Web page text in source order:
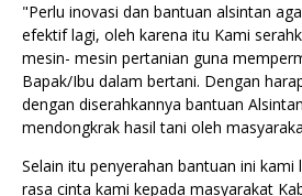
"Perlu inovasi dan bantuan alsintan
efektif lagi, oleh karena itu Kami
mesin- mesin pertanian guna
Bapak/Ibu dalam bertani. Dengan
dengan diserahkannya bantuan
mendongkrak hasil tani oleh
Selain itu penyerahan bantuan ini kami
rasa cinta kami kepada masyarakat